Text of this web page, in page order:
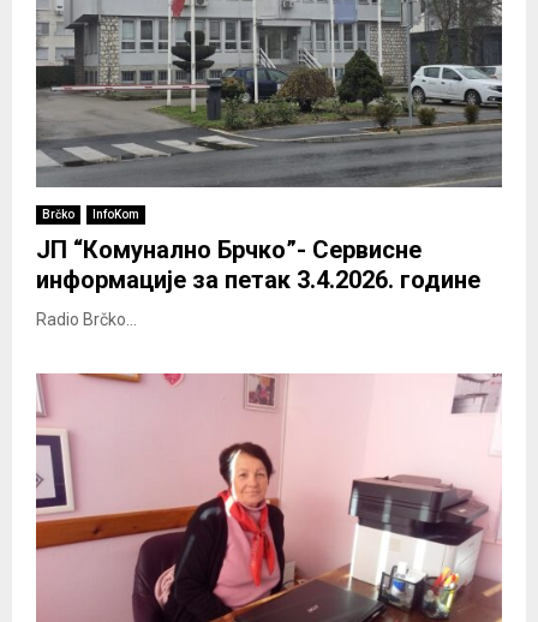
Brčko InfoKom
ЈП “Комунално Брчко”- Сервисне
информације за петак 3.4.2026. године
Radio Brčko...